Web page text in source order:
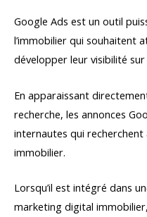
Google Ads est un outil
l’immobilier qui souhaitent
développer leur visibilité
En apparaissant
recherche, les annonces
internautes qui recherchent
immobilier.
Lorsqu’il est intégré dans
marketing digital